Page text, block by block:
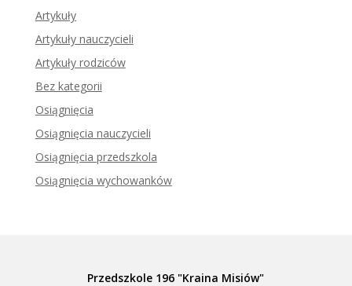
Artykuły
Artykuły nauczycieli
Artykuły rodziców
Bez kategorii
Osiągnięcia
Osiągnięcia nauczycieli
Osiągnięcia przedszkola
Osiągnięcia wychowanków
Przedszkole 196 "Kraina Misiów"